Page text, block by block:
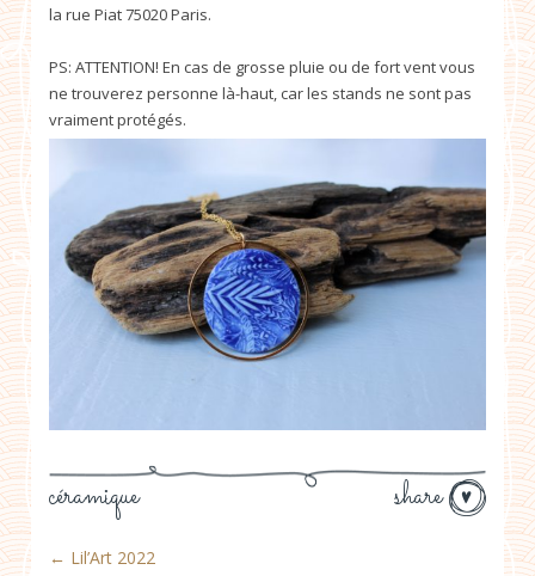
la rue Piat 75020 Paris.
PS: ATTENTION! En cas de grosse pluie ou de fort vent vous
ne trouverez personne là-haut, car les stands ne sont pas
vraiment protégés.
share
céramique
← Lil’Art 2022